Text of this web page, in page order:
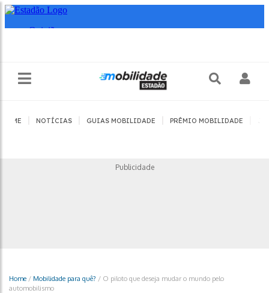
HOME NOTÍCIAS GUIAS MOBILIDADE PRÊMIO MOBILIDADE
Publicidade
Home / Mobilidade para quê? / O piloto que deseja mudar o mundo pelo
automobilismo